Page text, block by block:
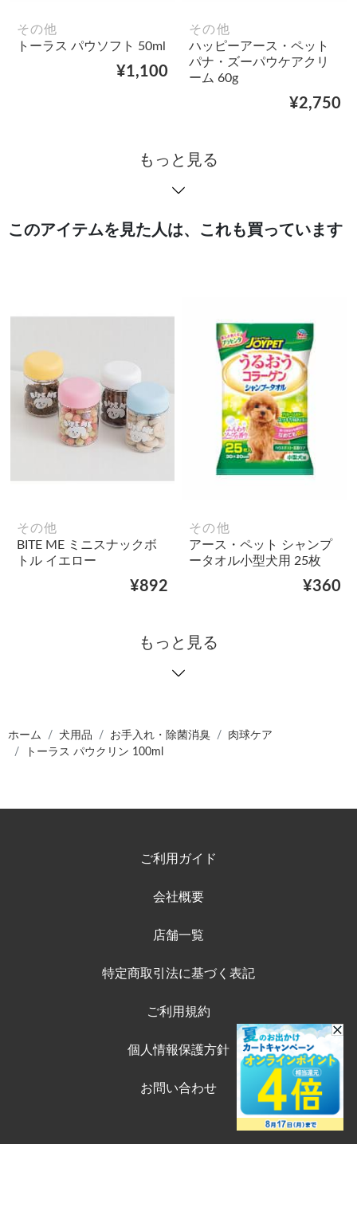
その他
トーラス パウソフト 50ml
¥1,100
その他
ハッピーアース・ペット
パナ・ズーパウケアクリ
ーム 60g
¥2,750
もっと見る
このアイテムを見た人は、これも買っています
その他
BITE ME ミニスナックボ
トル イエロー
¥892
その他
アース・ペット シャンプ
ータオル小型犬用 25枚
¥360
もっと見る
ホーム 犬用品 お手入れ・除菌消臭
肉球ケア
トーラス パウクリン 100ml
ご利用ガイド
会社概要
店舗一覧
特定商取引法に基づく表記
ご利用規約
個人情報保護方針
お問い合わせ